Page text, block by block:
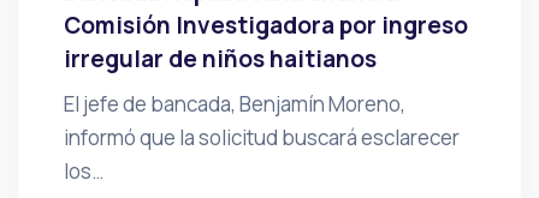
Comisión Investigadora por ingreso
irregular de niños haitianos
El jefe de bancada, Benjamín Moreno,
informó que la solicitud buscará esclarecer
los…